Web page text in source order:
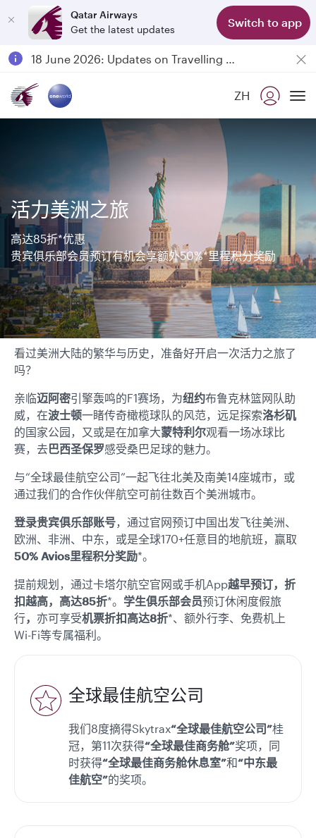
Qatar Airways
Get the latest updates
Switch to app
Passengers flying between Doha and Auckland on QR914 and QR915
18 June 2026: Updates on Travelling with Power Banks
ZH
活力美洲之旅
高达85折*优惠
贵宾俱乐部会员预订有机会享额外50%*里程积分奖励
看过美洲大陆的繁华与历史，准备好开启一次活力之旅了
吗？
亲临迈阿密引擎轰鸣的F1赛场，为纽约布鲁克林篮网队助
威，在波士顿一睹传奇橄榄球队的风范，远足探索洛杉矶
的国家公园，又或是在加拿大蒙特利尔观看一场冰球比
赛，去巴西圣保罗感受桑巴足球的魅力。
与“全球最佳航空公司”一起飞往北美及南美14座城市，或
通过我们的合作伙伴航空可前往数百个美洲城市。
登录贵宾俱乐部账号，通过官网预订中国出发飞往美洲、
欧洲、非洲、中东，或是全球170+任意目的地航班，赢取
50% Avios里程积分奖励*。
提前规划，通过卡塔尔航空官网或手机App越早预订，折
扣越高，高达85折*。 学生俱乐部会员预订休闲度假旅
行， 亦可享受机票折扣高达8折*、额外行李、免费机上
Wi-Fi等专属福利。
全球最佳航空公司
我们8度摘得Skytrax“全球最佳航空公司”桂
冠，第11次获得“全球最佳商务舱”奖项，同
时获得“全球最佳商务舱休息室”和“中东最
佳航空”的奖项。